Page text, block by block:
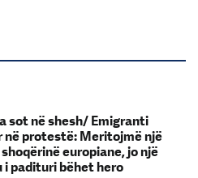
sot në shesh/ Emigranti
në protestë: Meritojmë një
europiane, jo një
i padituri bëhet hero